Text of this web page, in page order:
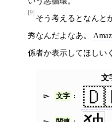
[9]
そう考えるとなんと
秀なんだよなあ。
係者か表示してほしい
文
文字